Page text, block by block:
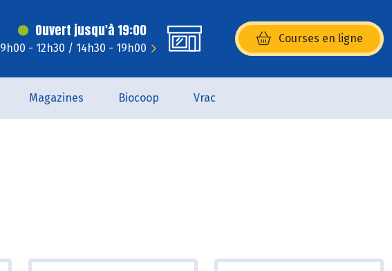
Ouvert jusqu'à 19:00
- 12h30 / 14h30 - 19h00
Courses en ligne
(s’ouvre dans une nouvelle
Magazines Biocoop Vrac